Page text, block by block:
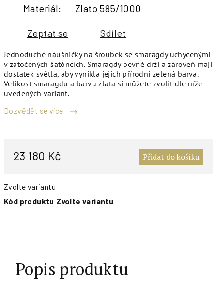
Jednoduché náušničky na šroubek se smaragdy uchycenými
v zatočených šatóncích. Smaragdy pevně drží a zároveň mají
dostatek světla, aby vynikla jejich přírodní zelená barva.
Velikost smaragdu a barvu zlata si můžete zvolit dle níže
uvedených variant.
Dozvědět se více
23 180 Kč Přidat do košíku
Zvolte variantu
Kód produktu Zvolte variantu
Materiál: Zlato 585/1000
Zeptat se Sdílet
Popis produktu